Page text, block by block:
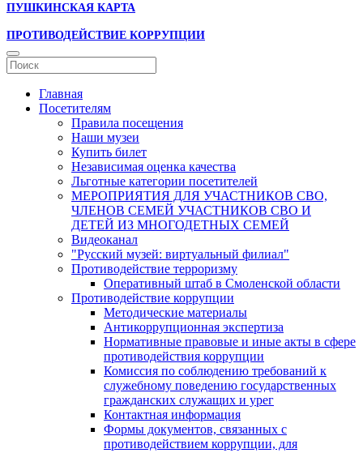
ПУШКИНСКАЯ КАРТА
ПРОТИВОДЕЙСТВИЕ КОРРУПЦИИ
Главная
Посетителям
Правила посещения
Наши музеи
Купить билет
Независимая оценка качества
Льготные категории посетителей
МЕРОПРИЯТИЯ ДЛЯ УЧАСТНИКОВ СВО,
ЧЛЕНОВ СЕМЕЙ УЧАСТНИКОВ СВО И
ДЕТЕЙ ИЗ МНОГОДЕТНЫХ СЕМЕЙ
Видеоканал
"Русский музей: виртуальный филиал"
Противодействие терроризму
Оперативный штаб в Смоленской области
Противодействие коррупции
Методические материалы
Антикоррупционная экспертиза
Нормативные правовые и иные акты в сфере
противодействия коррупции
Комиссия по соблюдению требований к
служебному поведению государственных
гражданских служащих и урег
Контактная информация
Формы документов, связанных с
противодействием коррупции, для